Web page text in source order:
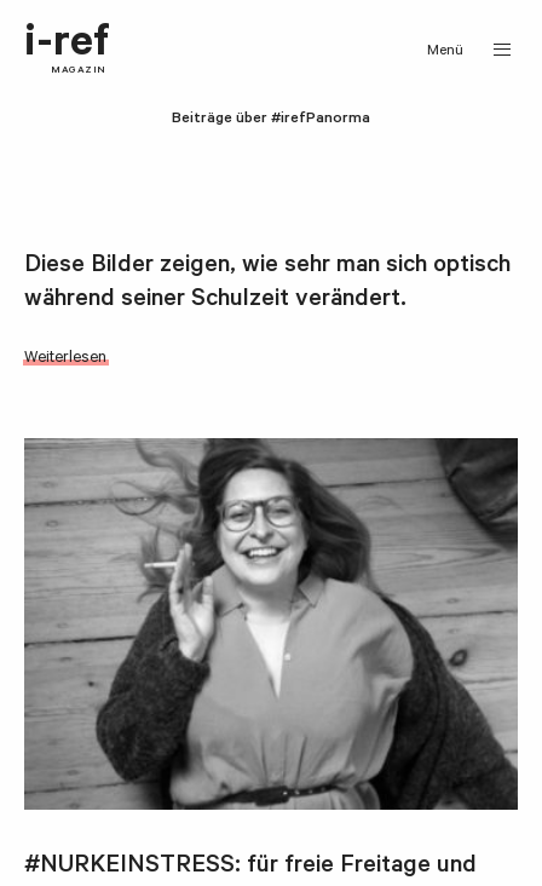
i-ref
MAGAZIN
Menü
Beiträge über #irefPanorma
Diese Bilder zeigen, wie sehr man sich optisch
während seiner Schulzeit verändert.
Weiterlesen
#NURKEINSTRESS: für freie Freitage und